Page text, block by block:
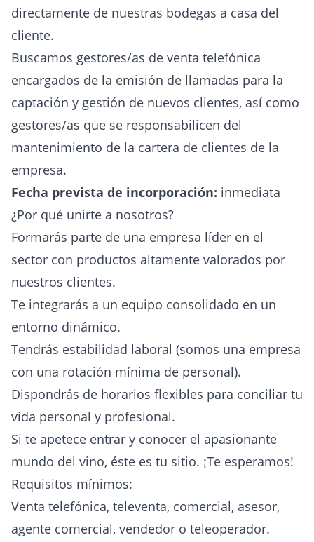
directamente de nuestras bodegas a casa del
cliente.
Buscamos gestores/as de venta telefónica
encargados de la emisión de llamadas para la
captación y gestión de nuevos clientes, así como
gestores/as que se responsabilicen del
mantenimiento de la cartera de clientes de la
empresa.
Fecha prevista de incorporación: inmediata
¿Por qué unirte a nosotros?
Formarás parte de una empresa líder en el
sector con productos altamente valorados por
nuestros clientes.
Te integrarás a un equipo consolidado en un
entorno dinámico.
Tendrás estabilidad laboral (somos una empresa
con una rotación mínima de personal).
Dispondrás de horarios flexibles para conciliar tu
vida personal y profesional.
Si te apetece entrar y conocer el apasionante
mundo del vino, éste es tu sitio. ¡Te esperamos!
Requisitos mínimos:
Venta telefónica, televenta, comercial, asesor,
agente comercial, vendedor o teleoperador.